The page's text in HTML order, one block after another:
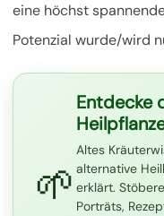
eine höchst
Potenzial wurde/wird
🌱
Entdecke
Altes
alternative
erklärt.
Porträts,